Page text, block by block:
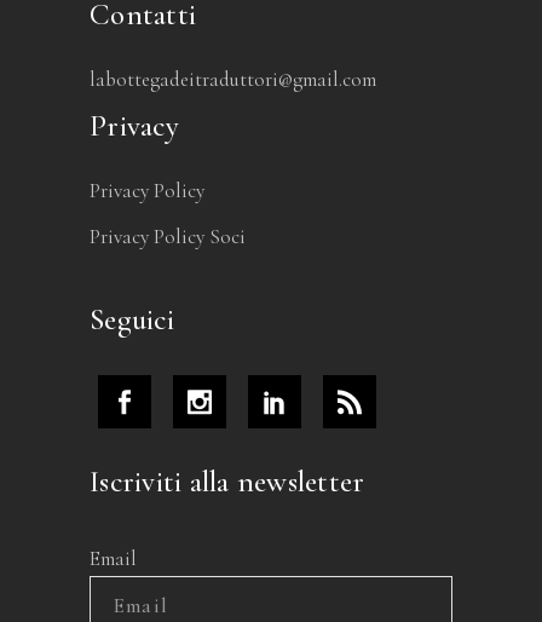
Contatti
labottegadeitraduttori@gmail.com
Privacy
Privacy Policy
Privacy Policy Soci
Seguici
Iscriviti alla newsletter
Email